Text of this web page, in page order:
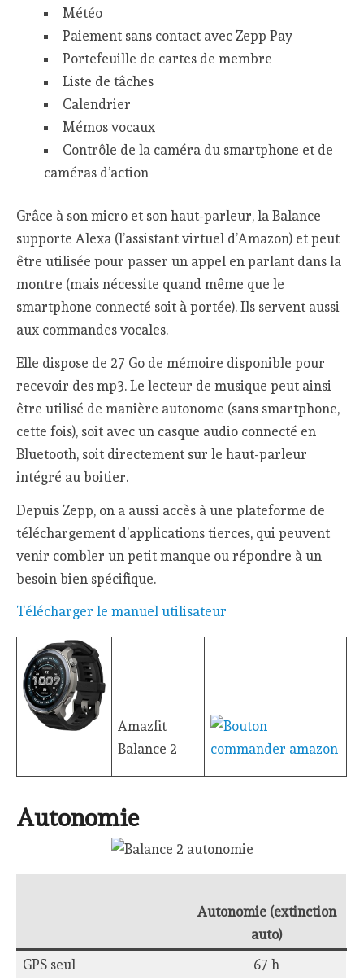
Météo
Paiement sans contact avec Zepp Pay
Portefeuille de cartes de membre
Liste de tâches
Calendrier
Mémos vocaux
Contrôle de la caméra du smartphone et de
caméras d’action
Grâce à son micro et son haut-parleur, la Balance
supporte Alexa (l’assistant virtuel d’Amazon) et peut
être utilisée pour passer un appel en parlant dans la
montre (mais nécessite quand même que le
smartphone connecté soit à portée). Ils servent aussi
aux commandes vocales.
Elle dispose de 27 Go de mémoire disponible pour
recevoir des mp3. Le lecteur de musique peut ainsi
être utilisé de manière autonome (sans smartphone,
cette fois), soit avec un casque audio connecté en
Bluetooth, soit directement sur le haut-parleur
intégré au boitier.
Depuis Zepp, on a aussi accès à une plateforme de
téléchargement d’applications tierces, qui peuvent
venir combler un petit manque ou répondre à un
besoin bien spécifique.
Télécharger le manuel utilisateur
Amazfit
Balance 2
Autonomie
Autonomie (extinction
auto)
GPS seul
67 h